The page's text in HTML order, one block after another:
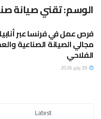
الوسم:تقني صيانة
فرص عمل في فرنسا عبر
مجالي الصيانة الصناعية
الفلاحي
Latest